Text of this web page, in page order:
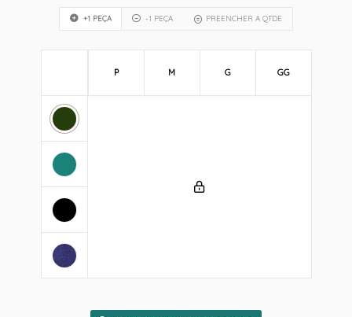
+1 PEÇA -1 PEÇA PREENCHER A QTDE
P M G GG